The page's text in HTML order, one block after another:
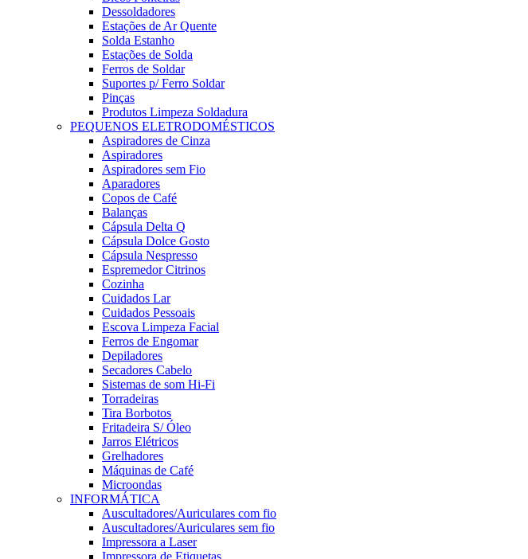
Dessoldadores
Estações de Ar Quente
Solda Estanho
Estações de Solda
Ferros de Soldar
Suportes p/ Ferro Soldar
Pinças
Produtos Limpeza Soldadura
PEQUENOS ELETRODOMÉSTICOS
Aspiradores de Cinza
Aspiradores
Aspiradores sem Fio
Aparadores
Copos de Café
Balanças
Cápsula Delta Q
Cápsula Dolce Gosto
Cápsula Nespresso
Espremedor Citrinos
Cozinha
Cuidados Lar
Cuidados Pessoais
Escova Limpeza Facial
Ferros de Engomar
Depiladores
Secadores Cabelo
Sistemas de som Hi-Fi
Torradeiras
Tira Borbotos
Fritadeira S/ Óleo
Jarros Elétricos
Grelhadores
Máquinas de Café
Microondas
INFORMÁTICA
Auscultadores/Auriculares com fio
Auscultadores/Auriculares sem fio
Impressora a Laser
Impressora de Etiquetas